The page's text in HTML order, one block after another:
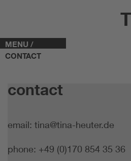
MENU /
CONTACT
contact
email: tina@tina-heuter.de
phone: +49 (0)170 854 35 36